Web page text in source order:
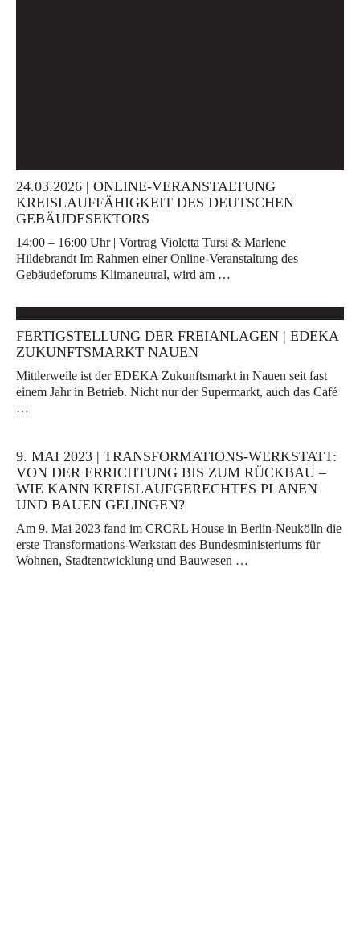
24.03.2026 | ONLINE-VERANSTALTUNG
KREISLAUFFÄHIGKEIT DES DEUTSCHEN
GEBÄUDESEKTORS
14:00 – 16:00 Uhr | Vortrag Violetta Tursi & Marlene
Hildebrandt Im Rahmen einer Online-Veranstaltung des
Gebäudeforums Klimaneutral, wird am …
FERTIGSTELLUNG DER FREIANLAGEN | EDEKA
ZUKUNFTSMARKT NAUEN
Mittlerweile ist der EDEKA Zukunftsmarkt in Nauen seit fast
einem Jahr in Betrieb. Nicht nur der Supermarkt, auch das Café
…
9. MAI 2023 | TRANSFORMATIONS-WERKSTATT:
VON DER ERRICHTUNG BIS ZUM RÜCKBAU –
WIE KANN KREISLAUFGERECHTES PLANEN
UND BAUEN GELINGEN?
Am 9. Mai 2023 fand im CRCRL House in Berlin-Neukölln die
erste Transformations-Werkstatt des Bundesministeriums für
Wohnen, Stadtentwicklung und Bauwesen …